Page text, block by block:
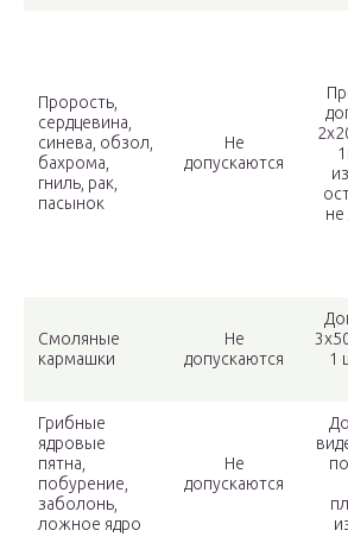
Прорость,
сердцевина,
синева, обзол,
бахрома,
гниль, рак,
пасынок
Не
допускаются
не
Смоляные
кармашки
Не
допускаются
1
Грибные
ядровые
пятна,
побурение,
заболонь,
ложное ядро
Не
допускаются